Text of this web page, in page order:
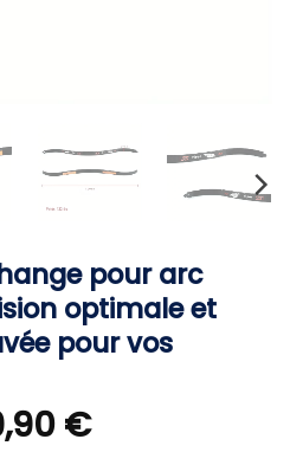
pour arc
optimale et
pour vos
€Plage